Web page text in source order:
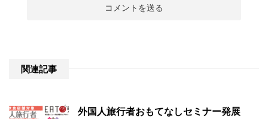
関連記事
外国人旅行者おもてなしセミナー発展